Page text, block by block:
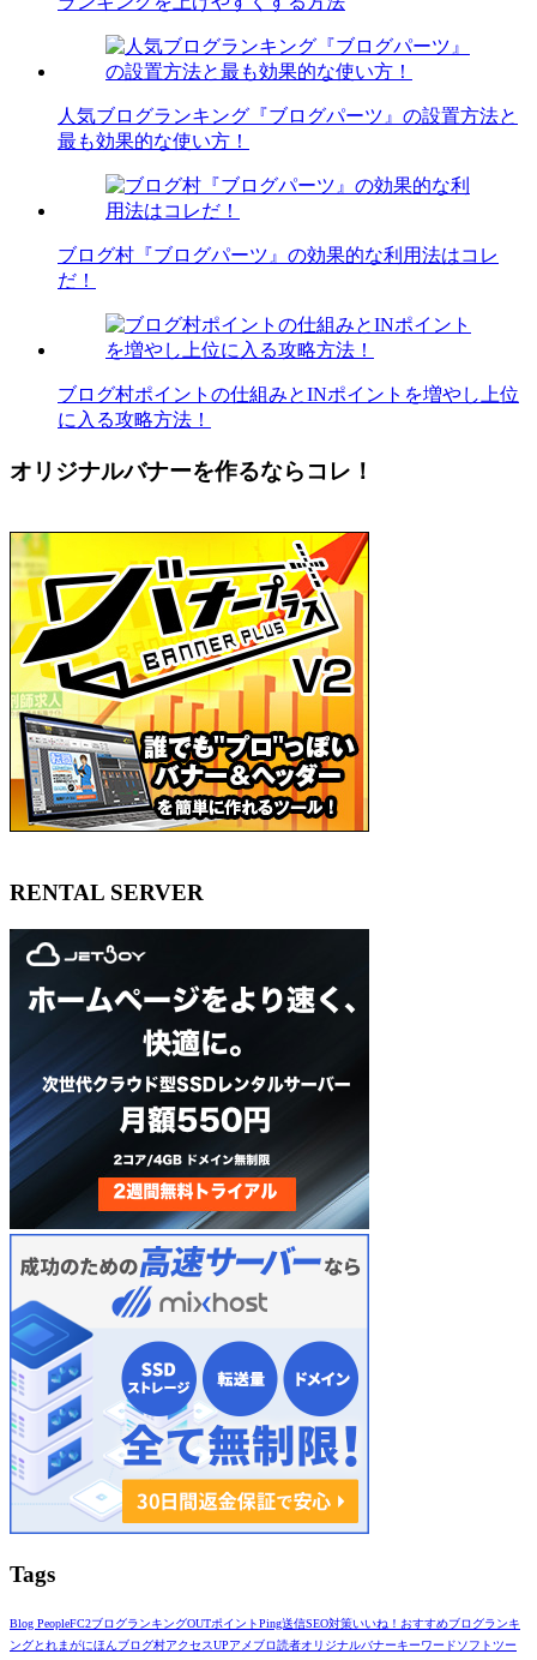
人気ブログランキング『ブログパーツ』の設置方法と
最も効果的な使い方！
ブログ村『ブログパーツ』の効果的な利用法はコレ
だ！
ブログ村ポイントの仕組みとINポイントを増やし上位
に入る攻略方法！
オリジナルバナーを作るならコレ！
RENTAL SERVER
Tags
Blog PeopleFC2ブログランキングOUTポイントPing送信SEO対策いいね！ おすすめブログランキ
ングとれまがにほんブログ村アクセスUPアメブロ読者オリジナルバナーキーワードソフトツー